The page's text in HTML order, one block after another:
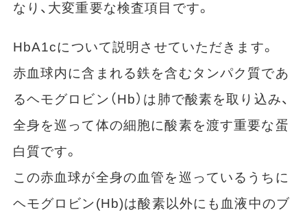
なり、大変重要な検査項目です。
HbA1cについて説明させていただきます。
赤血球内に含まれる鉄を含むタンパク質であ
るヘモグロビン（Hb）は肺で酸素を取り込み、
全身を巡って体の細胞に酸素を渡す重要な蛋
白質です。
この赤血球が全身の血管を巡っているうちに
ヘモグロビン(Hb)は酸素以外にも血液中のブ